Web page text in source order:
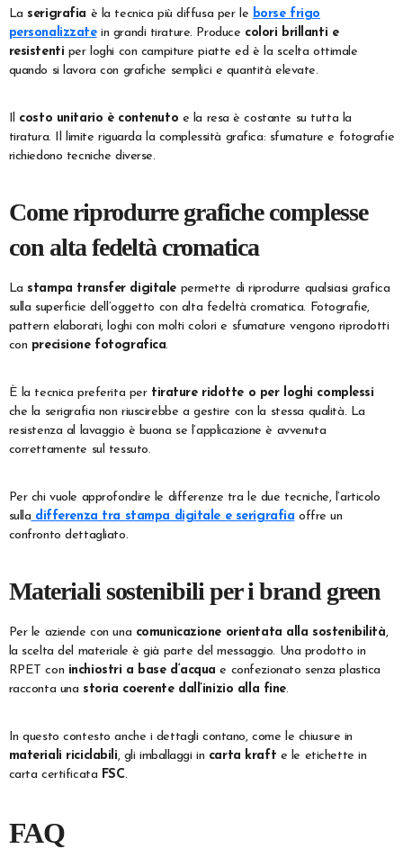
Laserigrafia è la tecnica più diffusa per le borse frigo
personalizzatein grandi tirature. Produce colori brillanti e
resistenti per loghi con campiture piatte ed è la scelta ottimale
quando si lavora con grafiche semplici e quantità elevate.
Il costo unitario è contenuto e la resa è costante su tutta la
tiratura. Il limite riguarda la complessità grafica: sfumature e fotografie
richiedono tecniche diverse.
Come riprodurre grafiche complesse
con alta fedeltà cromatica
Lastampa transfer digitalepermette di riprodurre qualsiasi grafica
sulla superficie dell’oggetto con alta fedeltà cromatica. Fotografie,
pattern elaborati, loghi con molti colori e sfumature vengono riprodotti
con precisione fotografica.
È la tecnica preferita per tirature ridotte o per loghi complessi
che la serigrafia non riuscirebbe a gestire con la stessa qualità. La
resistenza al lavaggio è buona se l’applicazione è avvenuta
correttamente sul tessuto.
Per chi vuole approfondire le differenze tra le due tecniche, l’articolo
sulla differenza tra stampa digitale e serigrafia offre un
confronto dettagliato.
Materiali sostenibili per i brand green
Per le aziende con una comunicazione orientata alla sostenibilità,
la scelta del materiale è già parte del messaggio. Una prodotto in
RPET con inchiostri a base d‘acqua e confezionato senza plastica
racconta una storia coerente dall’inizio alla fine.
In questo contesto anche i dettagli contano, come le chiusure in
materiali riciclabili, gli imballaggi in carta kraft e le etichette in
carta certificata FSC.
FAQ